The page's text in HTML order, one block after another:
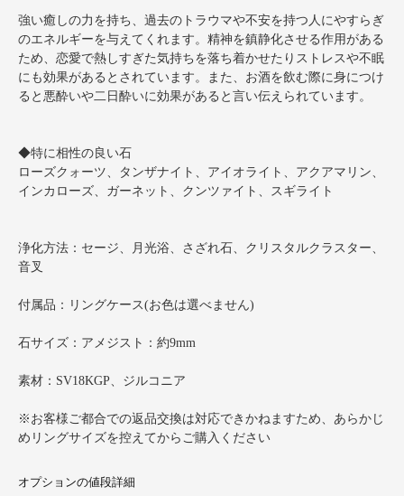
強い癒しの力を持ち、過去のトラウマや不安を持つ人にやすらぎ
のエネルギーを与えてくれます。精神を鎮静化させる作用がある
ため、恋愛で熱しすぎた気持ちを落ち着かせたりストレスや不眠
にも効果があるとされています。また、お酒を飲む際に身につけ
ると悪酔いや二日酔いに効果があると言い伝えられています。
◆特に相性の良い石
ローズクォーツ、タンザナイト、アイオライト、アクアマリン、
インカローズ、ガーネット、クンツァイト、スギライト
浄化方法：セージ、月光浴、さざれ石、クリスタルクラスター、
音叉
付属品：リングケース(お色は選べません)
石サイズ：アメジスト：約9mm
素材：SV18KGP、ジルコニア
※お客様ご都合での返品交換は対応できかねますため、あらかじ
めリングサイズを控えてからご購入ください
オプションの値段詳細